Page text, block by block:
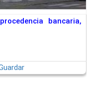
bancaria,